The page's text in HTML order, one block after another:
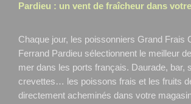
Pardieu : un vent de fraîcheur dans
Chaque jour, les poissonniers Grand Frais
Ferrand Pardieu sélectionnent le meilleur
mer dans les ports français. Daurade, bar,
crevettes… les poissons frais et les fruits
directement acheminés dans votre